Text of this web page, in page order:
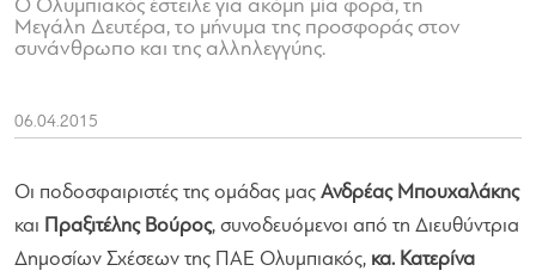
Ο Ολυμπιακός έστειλε για ακόμη μία φορά, τη
Μεγάλη Δευτέρα, το μήνυμα της προσφοράς στον
συνάνθρωπο και της αλληλεγγύης.
06.04.2015
Οι ποδοσφαιριστές της ομάδας μας Ανδρέας Μπουχαλάκης
και
Πραξιτέλης Βούρος, συνοδευόμενοι από τη Διευθύντρια
Δημοσίων Σχέσεων της ΠΑΕ Ολυμπιακός, κα. Κατερίνα